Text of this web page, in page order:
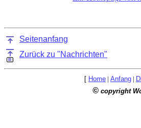
Seitenanfang
Zurück zu "Nachrichten"
[ Home | Anfang |
©copyright